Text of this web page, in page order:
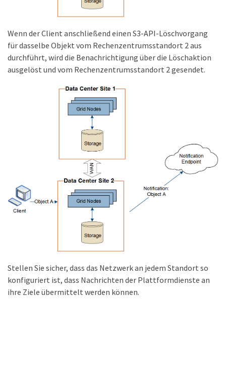
Wenn der Client anschließend einen S3-API-Löschvorgang
für dasselbe Objekt vom Rechenzentrumsstandort 2 aus
durchführt, wird die Benachrichtigung über die Löschaktion
ausgelöst und vom Rechenzentrumsstandort 2 gesendet.
Stellen Sie sicher, dass das Netzwerk an jedem Standort so
konfiguriert ist, dass Nachrichten der Plattformdienste an
ihre Ziele übermittelt werden können.